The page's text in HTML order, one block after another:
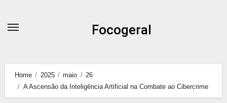
Focogeral
Home 2025 maio
26
A Ascensão da Inteligência Artificial na Combate ao Cibercrime